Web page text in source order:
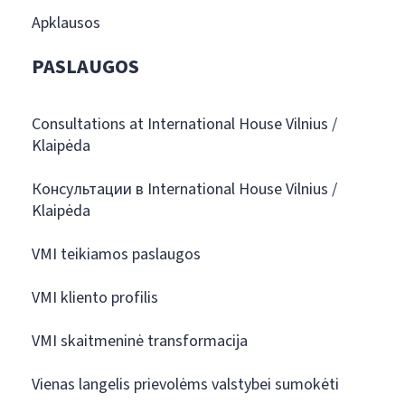
Apklausos
PASLAUGOS
Consultations at International House Vilnius /
Klaipėda
Консультации в International House Vilnius /
Klaipėda
VMI teikiamos paslaugos
VMI kliento profilis
VMI skaitmeninė transformacija
Vienas langelis prievolėms valstybei sumokėti